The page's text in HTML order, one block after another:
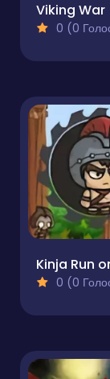
Viking War
0 (0
0 (0